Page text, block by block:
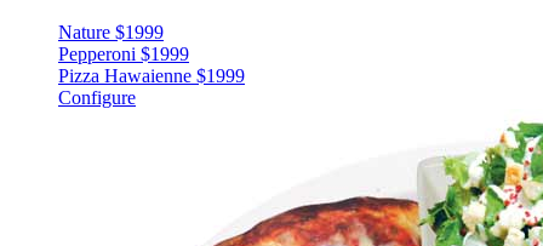
Nature $1999
Pepperoni $1999
Pizza Hawaienne $1999
Configure